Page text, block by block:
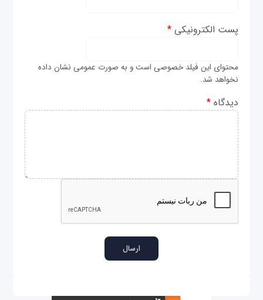
پست الکترونیکی*
محتوای این فیلد خصوصی است و به صورت عمومی نشان داده
نخواهد شد.
دیدگاه*